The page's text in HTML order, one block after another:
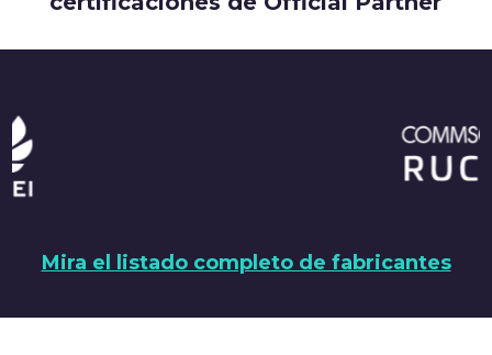
Mira el listado completo de fabricantes